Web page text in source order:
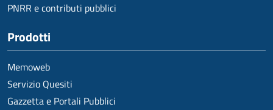
PNRR e contributi pubblici
Prodotti
Memoweb
Servizio Quesiti
Gazzetta e Portali Pubblici